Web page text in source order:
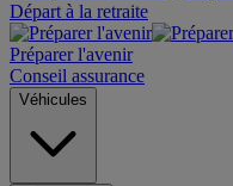
Départ à la retraite
Préparer l'avenir
Conseil assurance
Véhicules